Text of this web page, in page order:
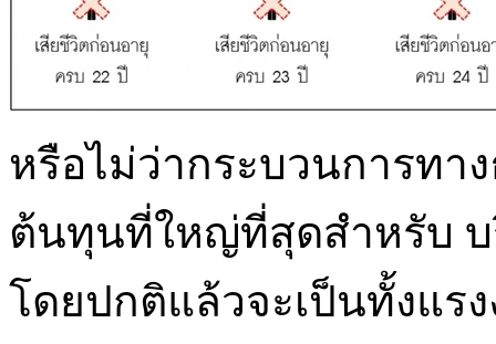
หรือไม่ว่ากระบวนการทา
ต้นทุนที่ใหญ่ที่สุดสำหรับ
โดยปกติแล้วจะเป็นทั้งแร